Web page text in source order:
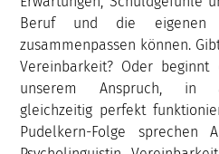
Beruf und die eigenen
zusammenpassen können.
Vereinbarkeit? Oder
unserem Anspruch, in
gleichzeitig perfekt
Pudelkern-Folge